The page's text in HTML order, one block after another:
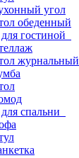
угол
обеденный
гостиной
журнальный
спальни